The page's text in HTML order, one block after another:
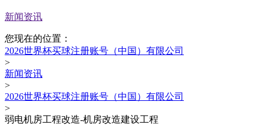
新闻资讯
您现在的位置：
2026世界杯买球注册账号（中国）有限公司
>
新闻资讯
>
2026世界杯买球注册账号（中国）有限公司
>
弱电机房工程改造-机房改造建设工程